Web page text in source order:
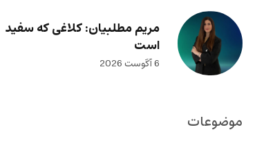
مریم مطلبیان: کلاغی که سفید
است
6 آگوست 2026
موضوعات